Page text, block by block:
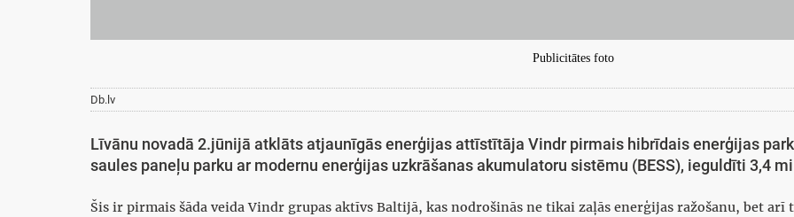
Publicitātes foto
Db.lv
Līvānu novadā 2.jūnijā atklāts atjaunīgās enerģijas attīstītāja Vindr pirmais hibrīdais enerģijas
saules paneļu parku ar modernu enerģijas uzkrāšanas akumulatoru sistēmu (BESS), ieguldīti 3,4
Šis ir pirmais šāda veida Vindr grupas aktīvs Baltijā, kas nodrošinās ne tikai zaļās enerģijas ražošanu, bet